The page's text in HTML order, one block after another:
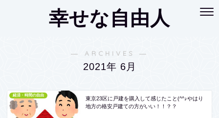
幸せな自由人
― ARCHIVES ―
2021年 6月
経済・時間の自由
東京23区に戸建を購入して感じたこと(^^♪やはり
地方の格安戸建ての方がいい！！？？